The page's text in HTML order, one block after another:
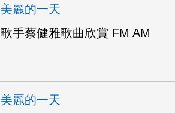
美麗的一天
歌手蔡健雅歌曲欣賞 FM AM
美麗的一天